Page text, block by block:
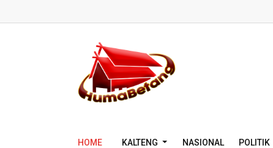
HOME KALTENG NASIONAL POLITIK